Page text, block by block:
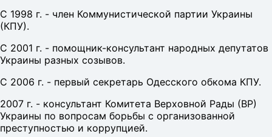
С 1998 г. - член Коммунистической партии Украины
(КПУ).
С 2001 г. - помощник-консультант народных депутатов
Украины разных созывов.
С 2006 г. - первый секретарь Одесского обкома КПУ.
2007 г. - консультант Комитета Верховной Рады (ВР)
Украины по вопросам борьбы с организованной
преступностью и коррупцией.